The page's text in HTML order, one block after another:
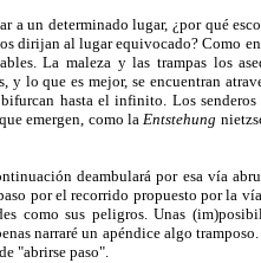
a un determinado lugar, ¿por qué
dirijan al lugar equivocado? Como
La maleza y las trampas los
y lo que es mejor, se encuentran
hasta el infinito. Los
emergen, como la Entstehung
deambulará por esa vía
por el recorrido propuesto por la
como sus peligros. Unas
narraré un apéndice algo
"abrirse paso".